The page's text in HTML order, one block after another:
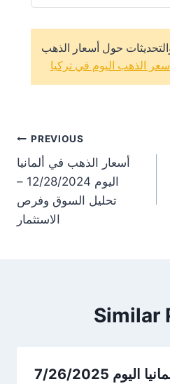
حول أسعار الذهب
سعر الذهب اليوم في تركيا
PREVIOUS
أسعار الذهب في ألمانيا
اليوم 12/28/2024 –
تحليل السوق وفرص
الاستثمار
Similar
أسعار الذهب في ألمانيا اليوم 7/26/2025